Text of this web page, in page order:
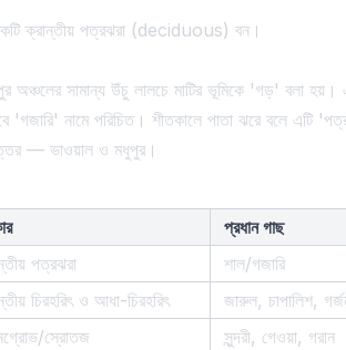
ক্রান্তীয় পত্রঝরা (deciduous) বন।
অঞ্চলের সামান্য উঁচু লালচে মাটির ভূমিকে 'গড়' বলা
'গজারি' নামে পরিচিত। শীতকালে পাতা ঝরে বলে এটি
— ভাওয়াল ও মধুপুর।
প্রধান গাছ
পত্রঝরা
শাল/গজারি
চিরহরিৎ ও আধা-চিরহরিৎ
জারুল, চাপালিশ,
স্রোতজ সুন্দরী, গেওয়া, গরান